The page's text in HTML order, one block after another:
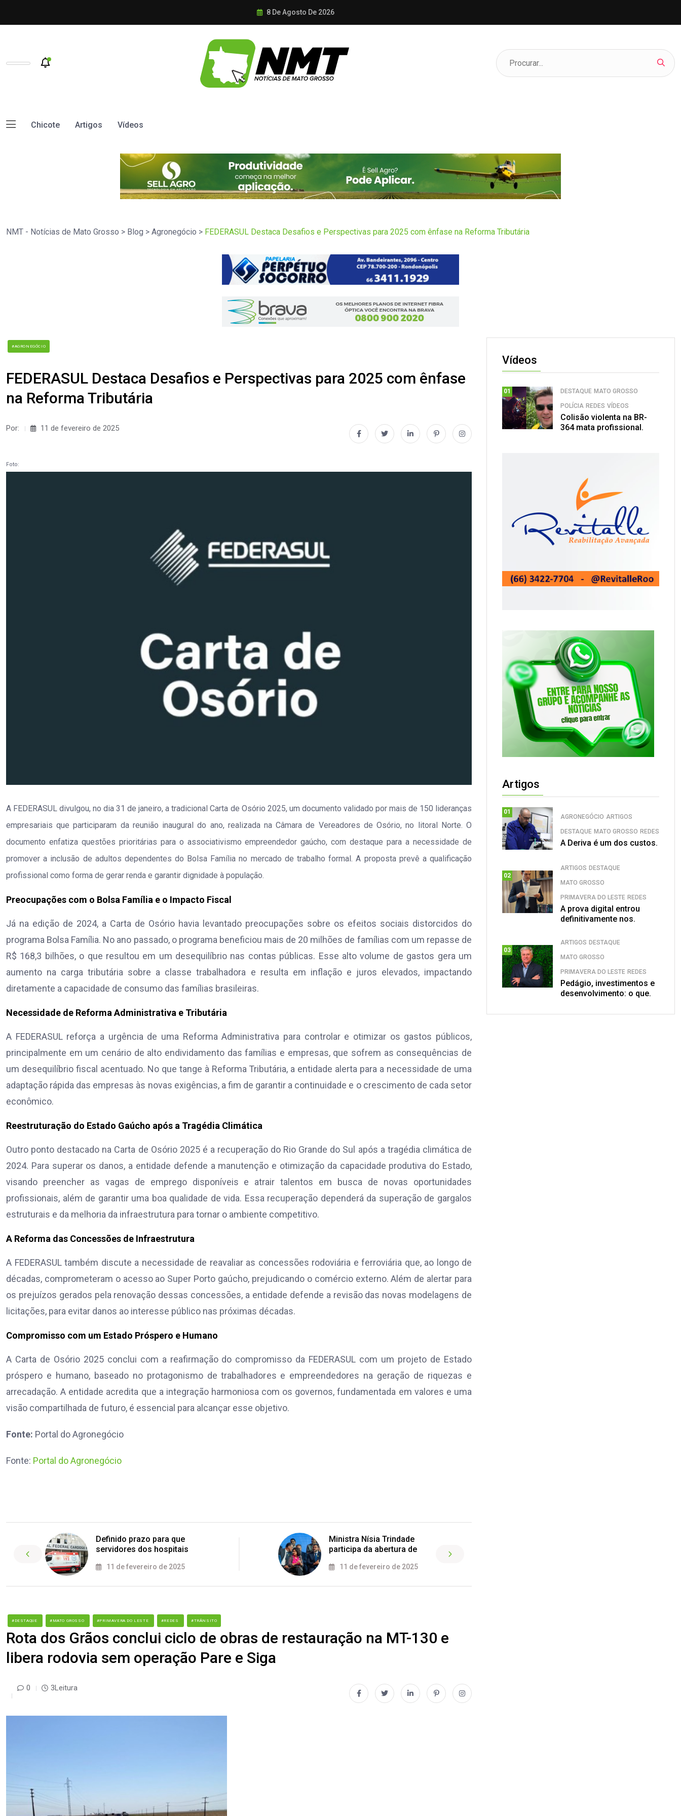
8 De Agosto De 2026
Chicote Artigos Vídeos
NMT - Notícias de Mato Grosso > Blog > Agronegócio > FEDERASUL Destaca Desafios e Perspectivas para 2025 com ênfase na Reforma Tributária
#AGRONEGÓCIO
FEDERASUL Destaca Desafios e Perspectivas para 2025 com ênfase
na Reforma Tributária
Por: 11 de fevereiro de 2025
Foto:
A FEDERASUL divulgou, no dia 31 de janeiro, a tradicional Carta de Osório 2025, um documento validado por mais de 150 lideranças
empresariais que participaram da reunião inaugural do ano, realizada na Câmara de Vereadores de Osório, no litoral Norte. O
documento enfatiza questões prioritárias para o associativismo empreendedor gaúcho, com destaque para a necessidade de
promover a inclusão de adultos dependentes do Bolsa Família no mercado de trabalho formal. A proposta prevê a qualificação
profissional como forma de gerar renda e garantir dignidade à população.
Preocupações com o Bolsa Família e o Impacto Fiscal
Já na edição de 2024, a Carta de Osório havia levantado preocupações sobre os efeitos sociais distorcidos do
programa Bolsa Família. No ano passado, o programa beneficiou mais de 20 milhões de famílias com um repasse de
R$ 168,3 bilhões, o que resultou em um desequilíbrio nas contas públicas. Esse alto volume de gastos gera um
aumento na carga tributária sobre a classe trabalhadora e resulta em inflação e juros elevados, impactando
diretamente a capacidade de consumo das famílias brasileiras.
Necessidade de Reforma Administrativa e Tributária
A FEDERASUL reforça a urgência de uma Reforma Administrativa para controlar e otimizar os gastos públicos,
principalmente em um cenário de alto endividamento das famílias e empresas, que sofrem as consequências de
um desequilíbrio fiscal acentuado. No que tange à Reforma Tributária, a entidade alerta para a necessidade de uma
adaptação rápida das empresas às novas exigências, a fim de garantir a continuidade e o crescimento de cada setor
econômico.
Reestruturação do Estado Gaúcho após a Tragédia Climática
Outro ponto destacado na Carta de Osório 2025 é a recuperação do Rio Grande do Sul após a tragédia climática de
2024. Para superar os danos, a entidade defende a manutenção e otimização da capacidade produtiva do Estado,
visando preencher as vagas de emprego disponíveis e atrair talentos em busca de novas oportunidades
profissionais, além de garantir uma boa qualidade de vida. Essa recuperação dependerá da superação de gargalos
estruturais e da melhoria da infraestrutura para tornar o ambiente competitivo.
A Reforma das Concessões de Infraestrutura
A FEDERASUL também discute a necessidade de reavaliar as concessões rodoviária e ferroviária que, ao longo de
décadas, comprometeram o acesso ao Super Porto gaúcho, prejudicando o comércio externo. Além de alertar para
os prejuízos gerados pela renovação dessas concessões, a entidade defende a revisão das novas modelagens de
licitações, para evitar danos ao interesse público nas próximas décadas.
Compromisso com um Estado Próspero e Humano
A Carta de Osório 2025 conclui com a reafirmação do compromisso da FEDERASUL com um projeto de Estado
próspero e humano, baseado no protagonismo de trabalhadores e empreendedores na geração de riquezas e
arrecadação. A entidade acredita que a integração harmoniosa com os governos, fundamentada em valores e uma
visão compartilhada de futuro, é essencial para alcançar esse objetivo.
Fonte: Portal do Agronegócio
Fonte: Portal do Agronegócio
Definido prazo para que
servidores dos hospitais
11 de fevereiro de 2025
Ministra Nísia Trindade
participa da abertura de
11 de fevereiro de 2025
#DESTAQUE #MATO GROSSO #PRIMAVERA DO LESTE #REDES #TRÂNSITO
Rota dos Grãos conclui ciclo de obras de restauração na MT-130 e
libera rodovia sem operação Pare e Siga
0 3Leitura
Vídeos
01 DESTAQUE MATO GROSSO
POLÍCIA REDES VÍDEOS
Colisão violenta na BR-
364 mata profissional.
Artigos
01
AGRONEGÓCIO ARTIGOS
DESTAQUE MATO GROSSO REDES
A Deriva é um dos custos.
02
ARTIGOS DESTAQUE
MATO GROSSO
PRIMAVERA DO LESTE REDES
A prova digital entrou
definitivamente nos.
03
ARTIGOS DESTAQUE
MATO GROSSO
PRIMAVERA DO LESTE REDES
Pedágio, investimentos e
desenvolvimento: o que.